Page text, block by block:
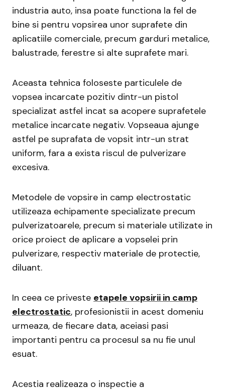
industria auto, insa poate functiona la fel de
bine si pentru vopsirea unor suprafete din
aplicatiile comerciale, precum garduri metalice,
balustrade, ferestre si alte suprafete mari.
Aceasta tehnica foloseste particulele de
vopsea incarcate pozitiv dintr-un pistol
specializat astfel incat sa acopere suprafetele
metalice incarcate negativ. Vopseaua ajunge
astfel pe suprafata de vopsit intr-un strat
uniform, fara a exista riscul de pulverizare
excesiva.
Metodele de vopsire in camp electrostatic
utilizeaza echipamente specializate precum
pulverizatoarele, precum si materiale utilizate in
orice proiect de aplicare a vopselei prin
pulverizare, respectiv materiale de protectie,
diluant.
In ceea ce priveste etapele vopsirii in camp
electrostatic, profesionistii in acest domeniu
urmeaza, de fiecare data, aceiasi pasi
importanti pentru ca procesul sa nu fie unul
esuat.
Acestia realizeaza o inspectie a